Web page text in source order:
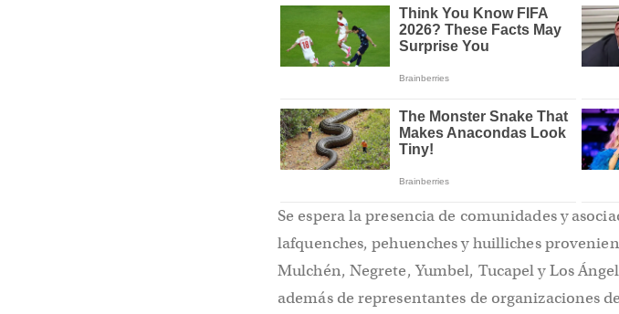
Se espera la presencia de comunidades y
lafquenches, pehuenches y huilliches
Mulchén, Negrete, Yumbel, Tucapel y Los
además de representantes de organizaciones